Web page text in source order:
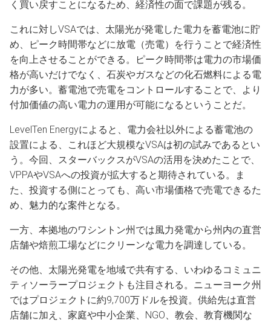
く買い戻すことになるため、経済性の面で課題が残る。
これに対しVSAでは、太陽光が発電した電力を蓄電池に貯
め、ピーク時間帯などに放電（売電）を行うことで経済性
を向上させることができる。ピーク時間帯は電力の市場価
格が高いだけでなく、石炭やガスなどの化石燃料による電
力が多い。蓄電池で売電をコントロールすることで、より
付加価値の高い電力の運用が可能になるということだ。
LevelTen Energyによると、電力会社以外による蓄電池の
設置による、これほど大規模なVSAは初の試みであるとい
う。今回、スターバックスがVSAの活用を決めたことで、
VPPAやVSAへの投資が拡大すると期待されている。ま
た、投資する側にとっても、高い市場価格で売電できるた
め、魅力的な案件となる。
一方、本拠地のワシントン州では風力発電から州内の直営
店舗や焙煎工場などにクリーンな電力を調達している。
その他、太陽光発電を地域で共有する、いわゆるコミュニ
ティソーラープロジェクトも注目される。ニューヨーク州
ではプロジェクトに約9,700万ドルを投資。供給先は直営
店舗に加え、家庭や中小企業、NGO、教会、教育機関な